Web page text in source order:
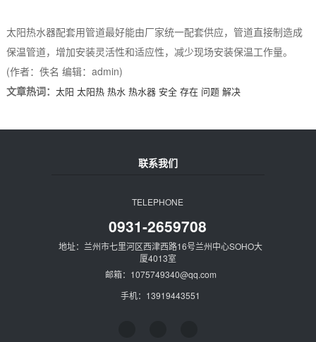
太阳热水器配套用管道最好能由厂家统一配套供应，管道直接制造成
保温管道，增加安装灵活性和适应性，减少现场安装保温工作量。
(作者：佚名 编辑：admin)
文章热词： 太阳 太阳热 热水 热水器 安全 存在 问题 解决
联系我们
TELEPHONE
0931-2659708
地址：兰州市七里河区西津西路16号兰州中心SOHO大
厦4013室
邮箱：1075749340@qq.com
手机：13919443551